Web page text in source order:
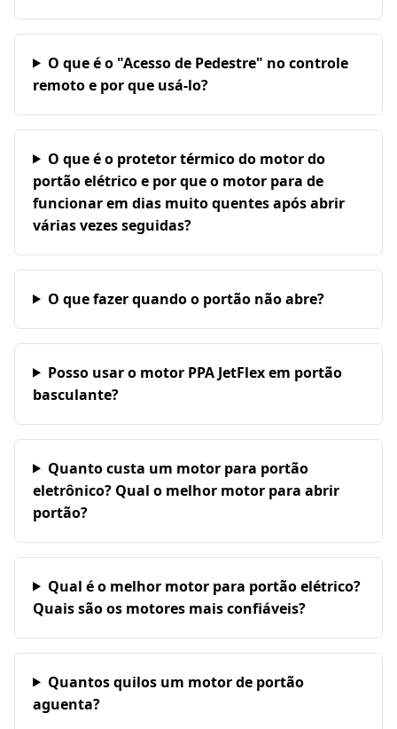
O que é o "Acesso de Pedestre" no controle
remoto e por que usá-lo?
O que é o protetor térmico do motor do
portão elétrico e por que o motor para de
funcionar em dias muito quentes após abrir
várias vezes seguidas?
O que fazer quando o portão não abre?
Posso usar o motor PPA JetFlex em portão
basculante?
Quanto custa um motor para portão
eletrônico? Qual o melhor motor para abrir
portão?
Qual é o melhor motor para portão elétrico?
Quais são os motores mais confiáveis?
Quantos quilos um motor de portão
aguenta?